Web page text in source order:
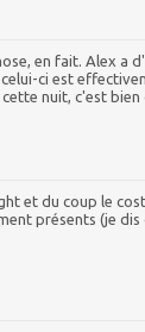
en fait. Alex a
ci est
nuit, c'est bien
et du coup le
présents (je dis